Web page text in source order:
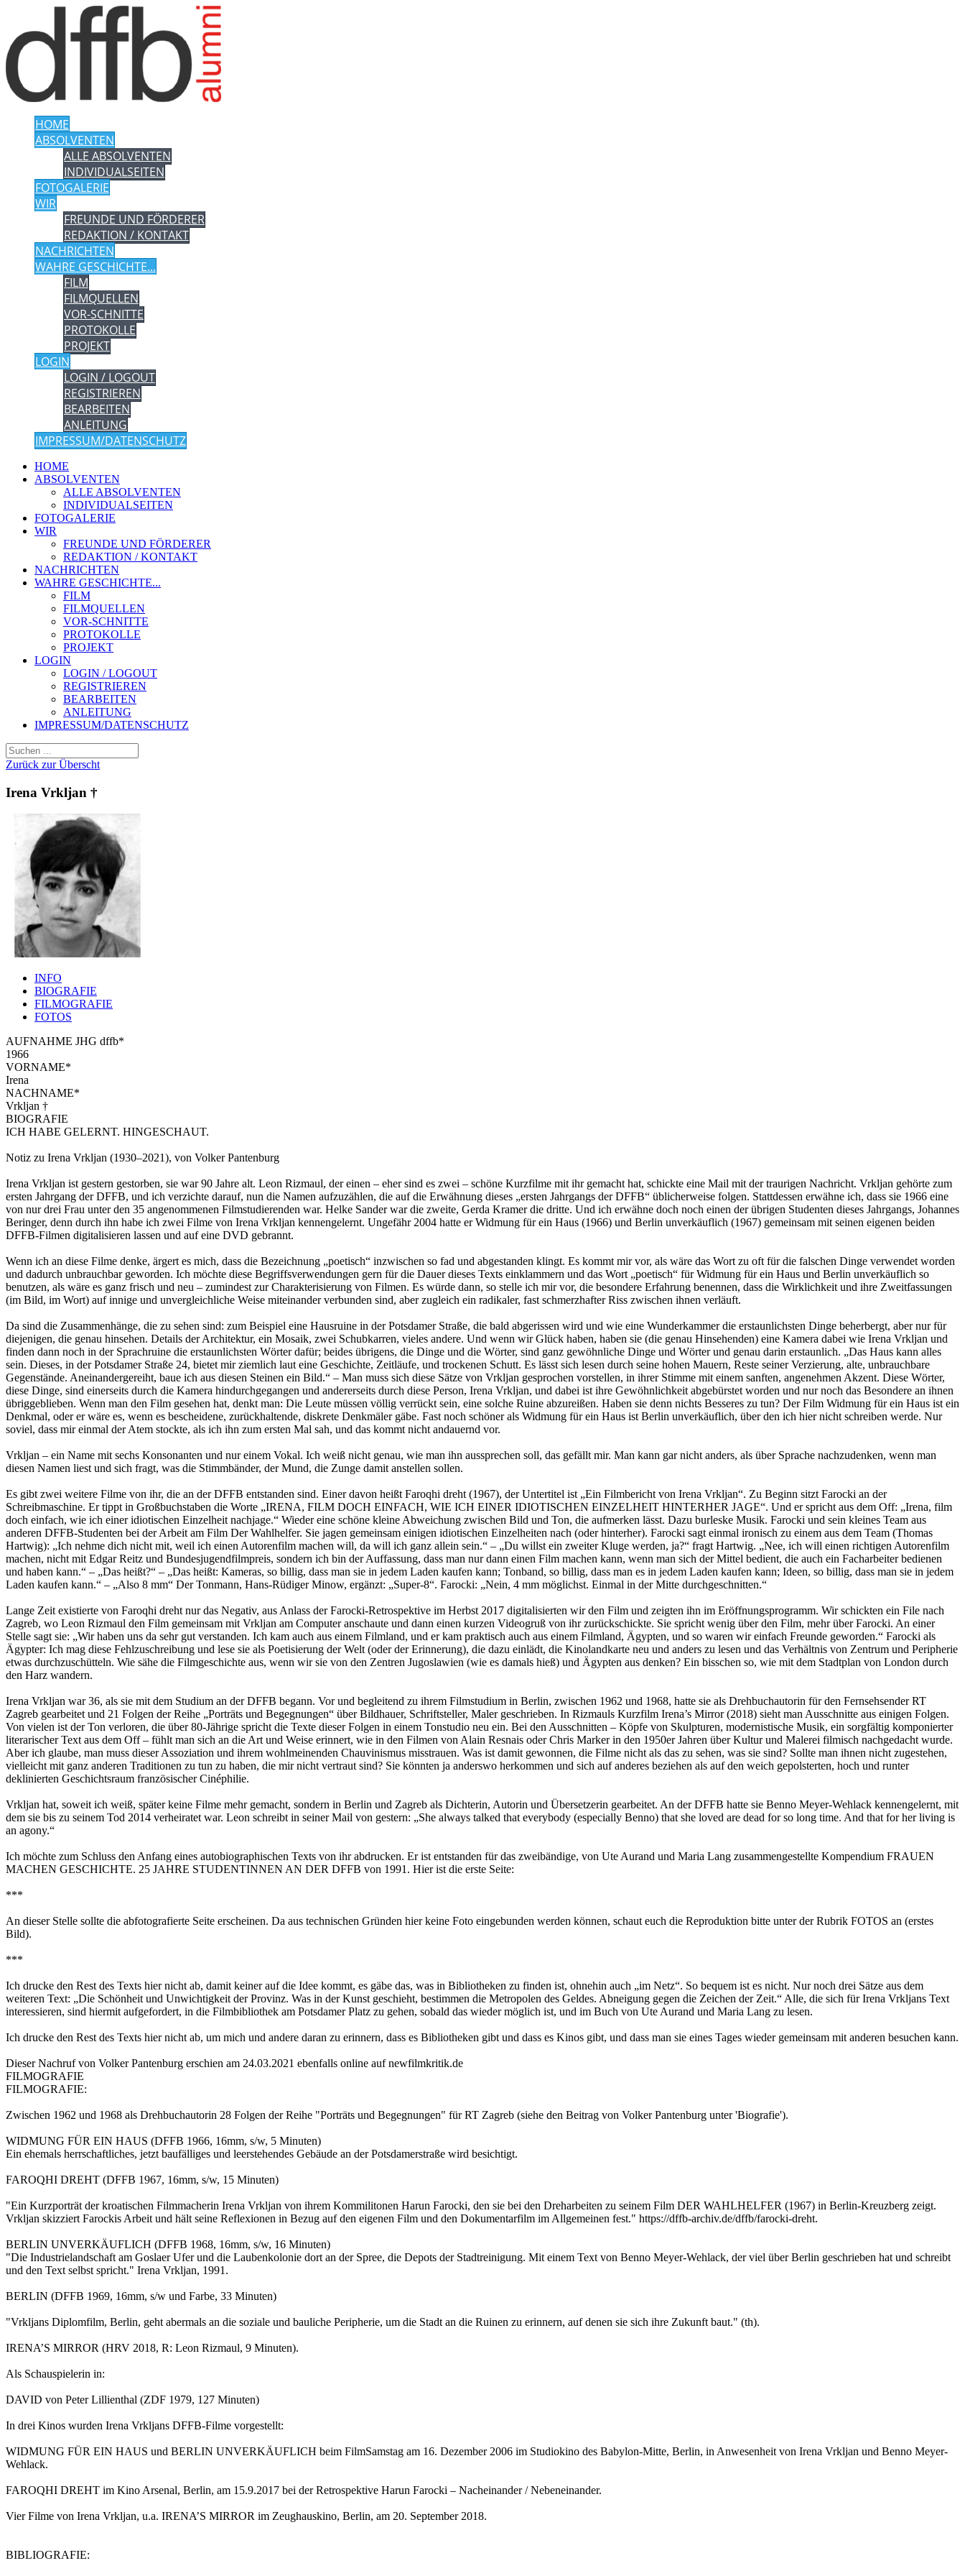
HOME
ABSOLVENTEN
ALLE ABSOLVENTEN
INDIVIDUALSEITEN
FOTOGALERIE
WIR
FREUNDE UND FÖRDERER
REDAKTION / KONTAKT
NACHRICHTEN
WAHRE GESCHICHTE...
FILM
FILMQUELLEN
VOR-SCHNITTE
PROTOKOLLE
PROJEKT
LOGIN
LOGIN / LOGOUT
REGISTRIEREN
BEARBEITEN
ANLEITUNG
IMPRESSUM/DATENSCHUTZ
HOME
ABSOLVENTEN
ALLE ABSOLVENTEN
INDIVIDUALSEITEN
FOTOGALERIE
WIR
FREUNDE UND FÖRDERER
REDAKTION / KONTAKT
NACHRICHTEN
WAHRE GESCHICHTE...
FILM
FILMQUELLEN
VOR-SCHNITTE
PROTOKOLLE
PROJEKT
LOGIN
LOGIN / LOGOUT
REGISTRIEREN
BEARBEITEN
ANLEITUNG
IMPRESSUM/DATENSCHUTZ
Zurück zur Überscht
Irena Vrkljan †
INFO
BIOGRAFIE
FILMOGRAFIE
FOTOS
AUFNAHME JHG dffb*
1966
VORNAME*
Irena
NACHNAME*
Vrkljan †
BIOGRAFIE
ICH HABE GELERNT. HINGESCHAUT.
Notiz zu Irena Vrkljan (1930–2021), von Volker Pantenburg
Irena Vrkljan ist gestern gestorben, sie war 90 Jahre alt. Leon Rizmaul, der einen – eher sind es zwei – schöne Kurzfilme mit ihr gemacht hat, schickte eine Mail mit der traurigen Nachricht. Vrkljan gehörte zum
ersten Jahrgang der DFFB, und ich verzichte darauf, nun die Namen aufzuzählen, die auf die Erwähnung dieses „ersten Jahrgangs der DFFB“ üblicherweise folgen. Stattdessen erwähne ich, dass sie 1966 eine
von nur drei Frau unter den 35 angenommenen Filmstudierenden war. Helke Sander war die zweite, Gerda Kramer die dritte. Und ich erwähne doch noch einen der übrigen Studenten dieses Jahrgangs, Johannes
Beringer, denn durch ihn habe ich zwei Filme von Irena Vrkljan kennengelernt. Ungefähr 2004 hatte er Widmung für ein Haus (1966) und Berlin unverkäuflich (1967) gemeinsam mit seinen eigenen beiden
DFFB-Filmen digitalisieren lassen und auf eine DVD gebrannt.
Wenn ich an diese Filme denke, ärgert es mich, dass die Bezeichnung „poetisch“ inzwischen so fad und abgestanden klingt. Es kommt mir vor, als wäre das Wort zu oft für die falschen Dinge verwendet worden
und dadurch unbrauchbar geworden. Ich möchte diese Begriffsverwendungen gern für die Dauer dieses Texts einklammern und das Wort „poetisch“ für Widmung für ein Haus und Berlin unverkäuflich so
benutzen, als wäre es ganz frisch und neu – zumindest zur Charakterisierung von Filmen. Es würde dann, so stelle ich mir vor, die besondere Erfahrung benennen, dass die Wirklichkeit und ihre Zweitfassungen
(im Bild, im Wort) auf innige und unvergleichliche Weise miteinander verbunden sind, aber zugleich ein radikaler, fast schmerzhafter Riss zwischen ihnen verläuft.
Da sind die Zusammenhänge, die zu sehen sind: zum Beispiel eine Hausruine in der Potsdamer Straße, die bald abgerissen wird und wie eine Wunderkammer die erstaunlichsten Dinge beherbergt, aber nur für
diejenigen, die genau hinsehen. Details der Architektur, ein Mosaik, zwei Schubkarren, vieles andere. Und wenn wir Glück haben, haben sie (die genau Hinsehenden) eine Kamera dabei wie Irena Vrkljan und
finden dann noch in der Sprachruine die erstaunlichsten Wörter dafür; beides übrigens, die Dinge und die Wörter, sind ganz gewöhnliche Dinge und Wörter und genau darin erstaunlich. „Das Haus kann alles
sein. Dieses, in der Potsdamer Straße 24, bietet mir ziemlich laut eine Geschichte, Zeitläufe, und trockenen Schutt. Es lässt sich lesen durch seine hohen Mauern, Reste seiner Verzierung, alte, unbrauchbare
Gegenstände. Aneinandergereiht, baue ich aus diesen Steinen ein Bild.“ – Man muss sich diese Sätze von Vrkljan gesprochen vorstellen, in ihrer Stimme mit einem sanften, angenehmen Akzent. Diese Wörter,
diese Dinge, sind einerseits durch die Kamera hindurchgegangen und andererseits durch diese Person, Irena Vrkljan, und dabei ist ihre Gewöhnlichkeit abgebürstet worden und nur noch das Besondere an ihnen
übriggeblieben. Wenn man den Film gesehen hat, denkt man: Die Leute müssen völlig verrückt sein, eine solche Ruine abzureißen. Haben sie denn nichts Besseres zu tun? Der Film Widmung für ein Haus ist ein
Denkmal, oder er wäre es, wenn es bescheidene, zurückhaltende, diskrete Denkmäler gäbe. Fast noch schöner als Widmung für ein Haus ist Berlin unverkäuflich, über den ich hier nicht schreiben werde. Nur
soviel, dass mir einmal der Atem stockte, als ich ihn zum ersten Mal sah, und das kommt nicht andauernd vor.
Vrkljan – ein Name mit sechs Konsonanten und nur einem Vokal. Ich weiß nicht genau, wie man ihn aussprechen soll, das gefällt mir. Man kann gar nicht anders, als über Sprache nachzudenken, wenn man
diesen Namen liest und sich fragt, was die Stimmbänder, der Mund, die Zunge damit anstellen sollen.
Es gibt zwei weitere Filme von ihr, die an der DFFB entstanden sind. Einer davon heißt Faroqhi dreht (1967), der Untertitel ist „Ein Filmbericht von Irena Vrkljan“. Zu Beginn sitzt Farocki an der
Schreibmaschine. Er tippt in Großbuchstaben die Worte „IRENA, FILM DOCH EINFACH, WIE ICH EINER IDIOTISCHEN EINZELHEIT HINTERHER JAGE“. Und er spricht aus dem Off: „Irena, film
doch einfach, wie ich einer idiotischen Einzelheit nachjage.“ Wieder eine schöne kleine Abweichung zwischen Bild und Ton, die aufmerken lässt. Dazu burleske Musik. Farocki und sein kleines Team aus
anderen DFFB-Studenten bei der Arbeit am Film Der Wahlhelfer. Sie jagen gemeinsam einigen idiotischen Einzelheiten nach (oder hinterher). Farocki sagt einmal ironisch zu einem aus dem Team (Thomas
Hartwig): „Ich nehme dich nicht mit, weil ich einen Autorenfilm machen will, da will ich ganz allein sein.“ – „Du willst ein zweiter Kluge werden, ja?“ fragt Hartwig. „Nee, ich will einen richtigen Autorenfilm
machen, nicht mit Edgar Reitz und Bundesjugendfilmpreis, sondern ich bin der Auffassung, dass man nur dann einen Film machen kann, wenn man sich der Mittel bedient, die auch ein Facharbeiter bedienen
und haben kann.“ – „Das heißt?“ – „Das heißt: Kameras, so billig, dass man sie in jedem Laden kaufen kann; Tonband, so billig, dass man es in jedem Laden kaufen kann; Ideen, so billig, dass man sie in jedem
Laden kaufen kann.“ – „Also 8 mm“ Der Tonmann, Hans-Rüdiger Minow, ergänzt: „Super-8“. Farocki: „Nein, 4 mm möglichst. Einmal in der Mitte durchgeschnitten.“
Lange Zeit existierte von Faroqhi dreht nur das Negativ, aus Anlass der Farocki-Retrospektive im Herbst 2017 digitalisierten wir den Film und zeigten ihn im Eröffnungsprogramm. Wir schickten ein File nach
Zagreb, wo Leon Rizmaul den Film gemeinsam mit Vrkljan am Computer anschaute und dann einen kurzen Videogruß von ihr zurückschickte. Sie spricht wenig über den Film, mehr über Farocki. An einer
Stelle sagt sie: „Wir haben uns da sehr gut verstanden. Ich kam auch aus einem Filmland, und er kam praktisch auch aus einem Filmland, Ägypten, und so waren wir einfach Freunde geworden.“ Farocki als
Ägypter: Ich mag diese Fehlzuschreibung und lese sie als Poetisierung der Welt (oder der Erinnerung), die dazu einlädt, die Kinolandkarte neu und anders zu lesen und das Verhältnis von Zentrum und Peripherie
etwas durchzuschütteln. Wie sähe die Filmgeschichte aus, wenn wir sie von den Zentren Jugoslawien (wie es damals hieß) und Ägypten aus denken? Ein bisschen so, wie mit dem Stadtplan von London durch
den Harz wandern.
Irena Vrkljan war 36, als sie mit dem Studium an der DFFB begann. Vor und begleitend zu ihrem Filmstudium in Berlin, zwischen 1962 und 1968, hatte sie als Drehbuchautorin für den Fernsehsender RT
Zagreb gearbeitet und 21 Folgen der Reihe „Porträts und Begegnungen“ über Bildhauer, Schriftsteller, Maler geschrieben. In Rizmauls Kurzfilm Irena’s Mirror (2018) sieht man Ausschnitte aus einigen Folgen.
Von vielen ist der Ton verloren, die über 80-Jährige spricht die Texte dieser Folgen in einem Tonstudio neu ein. Bei den Ausschnitten – Köpfe von Skulpturen, modernistische Musik, ein sorgfältig komponierter
literarischer Text aus dem Off – fühlt man sich an die Art und Weise erinnert, wie in den Filmen von Alain Resnais oder Chris Marker in den 1950er Jahren über Kultur und Malerei filmisch nachgedacht wurde.
Aber ich glaube, man muss dieser Assoziation und ihrem wohlmeinenden Chauvinismus misstrauen. Was ist damit gewonnen, die Filme nicht als das zu sehen, was sie sind? Sollte man ihnen nicht zugestehen,
vielleicht mit ganz anderen Traditionen zu tun zu haben, die mir nicht vertraut sind? Sie könnten ja anderswo herkommen und sich auf anderes beziehen als auf den weich gepolsterten, hoch und runter
deklinierten Geschichtsraum französischer Cinéphilie.
Vrkljan hat, soweit ich weiß, später keine Filme mehr gemacht, sondern in Berlin und Zagreb als Dichterin, Autorin und Übersetzerin gearbeitet. An der DFFB hatte sie Benno Meyer-Wehlack kennengelernt, mit
dem sie bis zu seinem Tod 2014 verheiratet war. Leon schreibt in seiner Mail von gestern: „She always talked that everybody (especially Benno) that she loved are dead for so long time. And that for her living is
an agony.“
Ich möchte zum Schluss den Anfang eines autobiographischen Texts von ihr abdrucken. Er ist entstanden für das zweibändige, von Ute Aurand und Maria Lang zusammengestellte Kompendium FRAUEN
MACHEN GESCHICHTE. 25 JAHRE STUDENTINNEN AN DER DFFB von 1991. Hier ist die erste Seite:
***
An dieser Stelle sollte die abfotografierte Seite erscheinen. Da aus technischen Gründen hier keine Foto eingebunden werden können, schaut euch die Reproduktion bitte unter der Rubrik FOTOS an (erstes
Bild).
***
Ich drucke den Rest des Texts hier nicht ab, damit keiner auf die Idee kommt, es gäbe das, was in Bibliotheken zu finden ist, ohnehin auch „im Netz“. So bequem ist es nicht. Nur noch drei Sätze aus dem
weiteren Text: „Die Schönheit und Unwichtigkeit der Provinz. Was in der Kunst geschieht, bestimmen die Metropolen des Geldes. Abneigung gegen die Zeichen der Zeit.“ Alle, die sich für Irena Vrkljans Text
interessieren, sind hiermit aufgefordert, in die Filmbibliothek am Potsdamer Platz zu gehen, sobald das wieder möglich ist, und im Buch von Ute Aurand und Maria Lang zu lesen.
Ich drucke den Rest des Texts hier nicht ab, um mich und andere daran zu erinnern, dass es Bibliotheken gibt und dass es Kinos gibt, und dass man sie eines Tages wieder gemeinsam mit anderen besuchen kann.
Dieser Nachruf von Volker Pantenburg erschien am 24.03.2021 ebenfalls online auf newfilmkritik.de
FILMOGRAFIE
FILMOGRAFIE:
Zwischen 1962 und 1968 als Drehbuchautorin 28 Folgen der Reihe "Porträts und Begegnungen" für RT Zagreb (siehe den Beitrag von Volker Pantenburg unter 'Biografie').
WIDMUNG FÜR EIN HAUS (DFFB 1966, 16mm, s/w, 5 Minuten)
Ein ehemals herrschaftliches, jetzt baufälliges und leerstehendes Gebäude an der Potsdamerstraße wird besichtigt.
FAROQHI DREHT (DFFB 1967, 16mm, s/w, 15 Minuten)
"Ein Kurzporträt der kroatischen Filmmacherin Irena Vrkljan von ihrem Kommilitonen Harun Farocki, den sie bei den Dreharbeiten zu seinem Film DER WAHLHELFER (1967) in Berlin-Kreuzberg zeigt.
Vrkljan skizziert Farockis Arbeit und hält seine Reflexionen in Bezug auf den eigenen Film und den Dokumentarfilm im Allgemeinen fest." https://dffb-archiv.de/dffb/farocki-dreht.
BERLIN UNVERKÄUFLICH (DFFB 1968, 16mm, s/w, 16 Minuten)
"Die Industrielandschaft am Goslaer Ufer und die Laubenkolonie dort an der Spree, die Depots der Stadtreinigung. Mit einem Text von Benno Meyer-Wehlack, der viel über Berlin geschrieben hat und schreibt
und den Text selbst spricht." Irena Vrkljan, 1991.
BERLIN (DFFB 1969, 16mm, s/w und Farbe, 33 Minuten)
"Vrkljans Diplomfilm, Berlin, geht abermals an die soziale und bauliche Peripherie, um die Stadt an die Ruinen zu erinnern, auf denen sie sich ihre Zukunft baut." (th).
IRENA’S MIRROR (HRV 2018, R: Leon Rizmaul, 9 Minuten).
Als Schauspielerin in:
DAVID von Peter Lillienthal (ZDF 1979, 127 Minuten)
In drei Kinos wurden Irena Vrkljans DFFB-Filme vorgestellt:
WIDMUNG FÜR EIN HAUS und BERLIN UNVERKÄUFLICH beim FilmSamstag am 16. Dezember 2006 im Studiokino des Babylon-Mitte, Berlin, in Anwesenheit von Irena Vrkljan und Benno Meyer-
Wehlack.
FAROQHI DREHT im Kino Arsenal, Berlin, am 15.9.2017 bei der Retrospektive Harun Farocki – Nacheinander / Nebeneinander.
Vier Filme von Irena Vrkljan, u.a. IRENA’S MIRROR im Zeughauskino, Berlin, am 20. September 2018.
BIBLIOGRAFIE: